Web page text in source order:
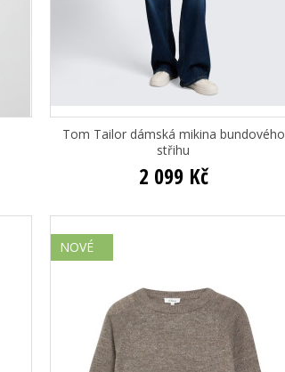
Tom Tailor dámská mikina bundového
střihu
2 099 Kč
NOVÉ